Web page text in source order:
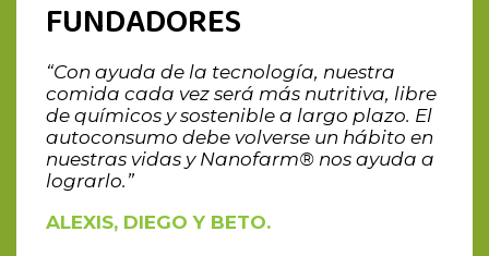
FUNDADORES
“Con ayuda de la tecnología, nuestra
comida cada vez será más nutritiva, libre
de químicos y sostenible a largo plazo. El
autoconsumo debe volverse un hábito en
nuestras vidas y Nanofarm® nos ayuda a
lograrlo.”
ALEXIS, DIEGO Y BETO.